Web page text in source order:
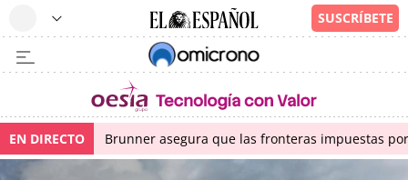
EN DIRECTO Brunner asegura que las fronteras impuestas